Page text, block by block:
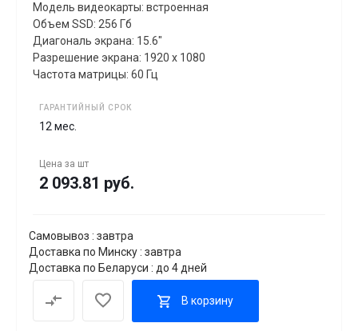
Модель видеокарты: встроенная
Объем SSD: 256 Гб
Диагональ экрана: 15.6"
Разрешение экрана: 1920 x 1080
Частота матрицы: 60 Гц
ГАРАНТИЙНЫЙ СРОК
12 мес.
Цена за шт
2 093.81 руб.
Самовывоз : завтра
Доставка по Минску : завтра
Доставка по Беларуси : до 4 дней
В корзину